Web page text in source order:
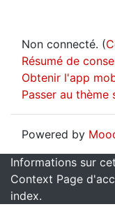
Non connecté. (
Résumé de
Obtenir l'app
Passer au thème
Powered by
Informations sur
Context Page
index.